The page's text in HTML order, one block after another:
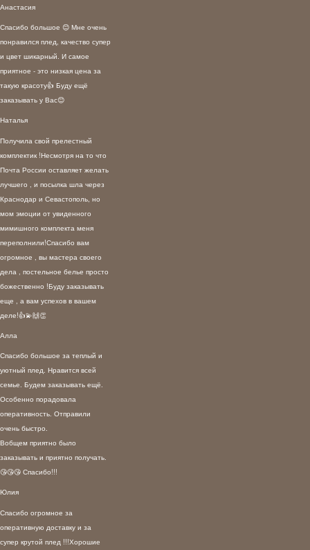
Анастасия
Спасибо большое 😊 Мне очень
понравился плед, качество супер
и цвет шикарный. И самое
приятное - это низкая цена за
такую красоту👍 Буду ещё
заказывать у Вас😊
Наталья
Получила свой прелестный
комплектик !Несмотря на то что
Почта России оставляет желать
лучшего , и посылка шла через
Краснодар и Севастополь, но
мом эмоции от увиденного
мимишного комплекта меня
переполнили!Спасибо вам
огромное , вы мастера своего
дела , постельное белье просто
божественно !Буду заказывать
еще , а вам успехов в вашем
деле!👍💫🙌👏
Алла
Спасибо большое за теплый и
уютный плед. Нравится всей
семье. Будем заказывать ещё.
Особенно порадовала
оперативность. Отправили
очень быстро.
Вобщем приятно было
заказывать и приятно получать.
😘😘😘 Спасибо!!!
Юлия
Спасибо огромное за
оперативную доставку и за
супер крутой плед !!!Хорошие